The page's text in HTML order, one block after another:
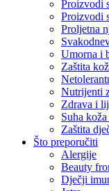
Proizvodi
Proizvodi
Proljetna
Umorna i
Zaštita
Nutrijenti
Zdrava i
Suha
Zaštita
Što preporučiti
Alergije
Beauty
Dječji